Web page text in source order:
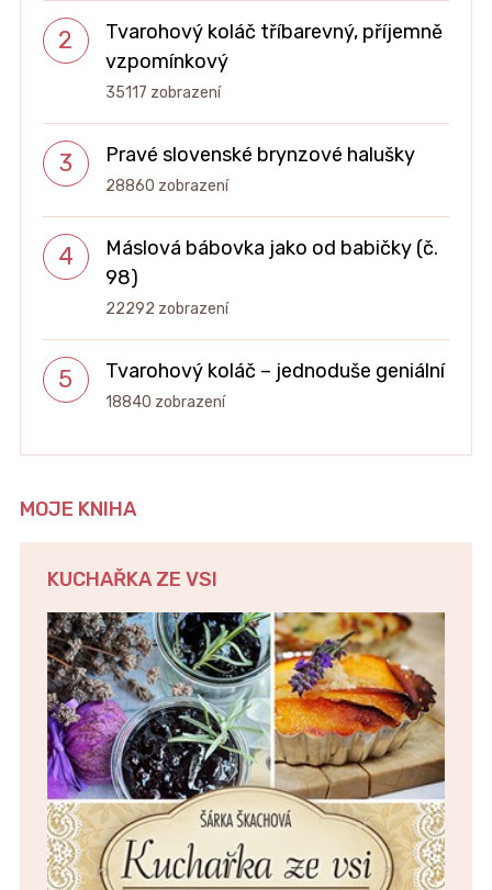
Tvarohový koláč tříbarevný, příjemně
vzpomínkový
35117 zobrazení
Pravé slovenské brynzové halušky
28860 zobrazení
Máslová bábovka jako od babičky (č.
98)
22292 zobrazení
Tvarohový koláč – jednoduše geniální
18840 zobrazení
MOJE KNIHA
KUCHAŘKA ZE VSI